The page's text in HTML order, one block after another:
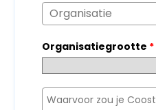
Organisatiegrootte *